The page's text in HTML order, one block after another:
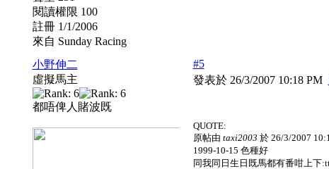
閱讀權限 100
註冊 1/1/2006
來自 Sunday Racing
小野伸二
虛擬馬主
都唔俾人賭波既
#5
發表於 26/3/2007 10:18 PM
QUOTE:
原帖由 taxi2003 於 26/3/2007
1999-10-15 色種好
同我同日生日既馬都有番咁上下